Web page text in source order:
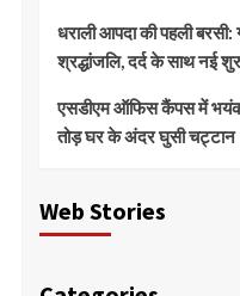
धराली आपदा की पहली बरसी:
श्रद्धांजलि, दर्द के साथ नई
एसडीएम ऑफिस कैंपस में
तोड़ घर के अंदर घुसी चट्टान
Web Stories